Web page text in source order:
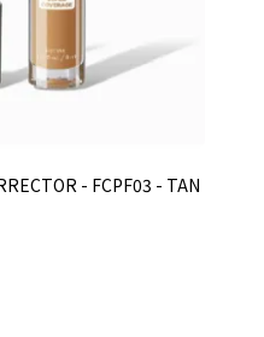
- FCPF03 - TAN